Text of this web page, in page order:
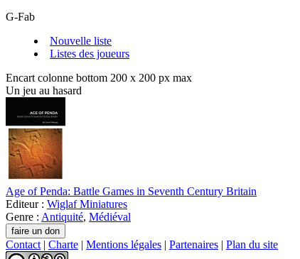
G-Fab
Nouvelle liste
Listes des joueurs
Encart colonne bottom 200 x 200 px max
Un jeu au hasard
Age of Penda: Battle Games in Seventh Century Britain
Editeur : Wiglaf Miniatures
Genre : Antiquité, Médiéval
Contact | Charte | Mentions légales | Partenaires | Plan du site